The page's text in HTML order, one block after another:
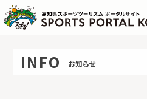
Skip
to
INFO お知らせ